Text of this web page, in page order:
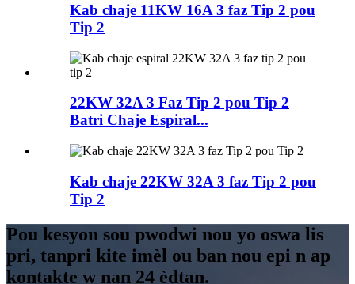
Kab chaje 11KW 16A 3 faz Tip 2 pou
Tip 2
22KW 32A 3 Faz Tip 2 pou Tip 2
Batri Chaje Espiral...
Kab chaje 22KW 32A 3 faz Tip 2 pou
Tip 2
Pou kesyon sou pwodwi nou yo oswa lis
pri, tanpri kite imèl ou ban nou epi n ap
kontakte w nan 24 èdtan.